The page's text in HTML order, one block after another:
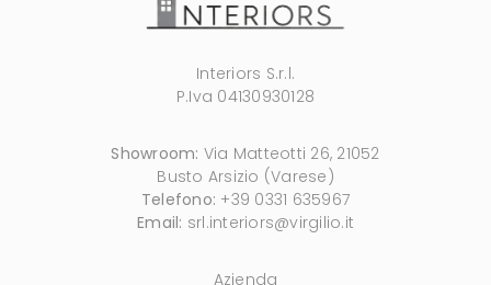
Interiors S.r.l.
P.Iva 04130930128
Showroom: Via Matteotti 26, 21052
Busto Arsizio (Varese)
Telefono: +39 0331 635967
Email: srl.interiors@virgilio.it
Azienda